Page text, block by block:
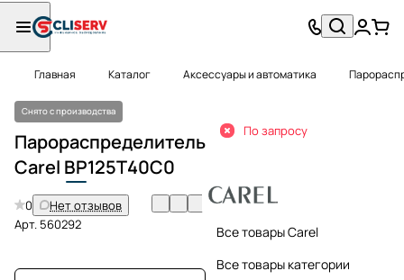
Главная Каталог Аксессуары и автоматика
Снято с производства
Парораспределитель
Carel BP125T40C0
0
Нет отзывов
Арт. 560292
По запросу
Все товары Carel
Все товары категории